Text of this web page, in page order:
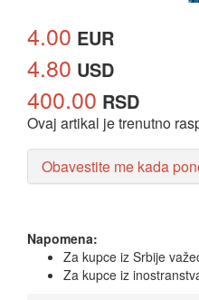
4.00 EUR
4.80 USD
400.00 RSD
Ovaj artikal je trenutno
Obavestite me kada
Napomena:
Za kupce iz Srbije
Za kupce iz